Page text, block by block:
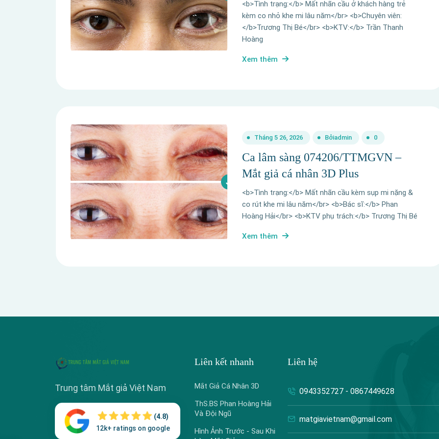
<b>Tình trạng:</b> Mất nhãn cầu ở khách hàng trẻ
kèm co nhỏ khe mi lâu năm</br> <b>Chuyên viên:
</b>Trương Thị Bé</br> <b>KTV:</b> Trần Thanh
Hoàng
Xem thêm
Tháng 5 26, 2026 Bởiadmin 0
Ca lâm sàng 074206/TTMGVN –
Mắt giả cá nhân 3D Plus
<b>Tình trạng:</b> Mất nhãn cầu kèm sụp mi nặng &
co rút khe mi lâu năm</br> <b>Bác sĩ:</b> Phan
Hoàng Hải</br> <b>KTV phụ trách:</b> Trương Thị Bé
Xem thêm
Trung tâm Mắt giả Việt Nam
(4.8)
12k+ ratings on google
Liên kết nhanh
Mắt Giả Cá Nhân 3D
ThS.BS Phan Hoàng Hải
Và Đội Ngũ
Hình Ảnh Trước - Sau Khi
Liên hệ
0943352727 - 0867449628
matgiavietnam@gmail.com